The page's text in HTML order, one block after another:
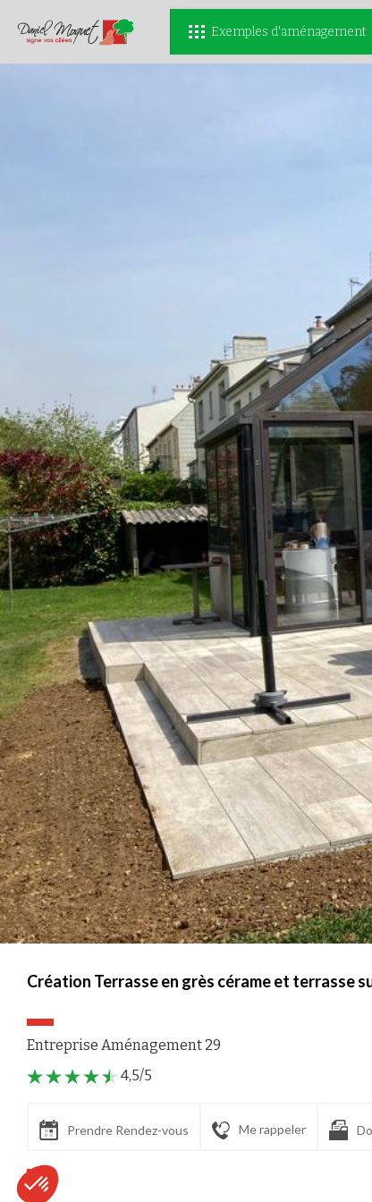
Exemples d'aménagement
Création Terrasse en grès cérame et terrasse
Entreprise Aménagement 29
4,5/5
Prendre Rendez-vous Me rappeler
Notre plateforme vous permet d'adapter et de gérer vos paramètres